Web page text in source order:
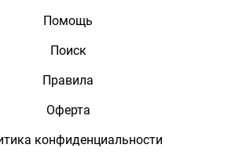
Помощь
Поиск
Правила
Оферта
конфиденциальности